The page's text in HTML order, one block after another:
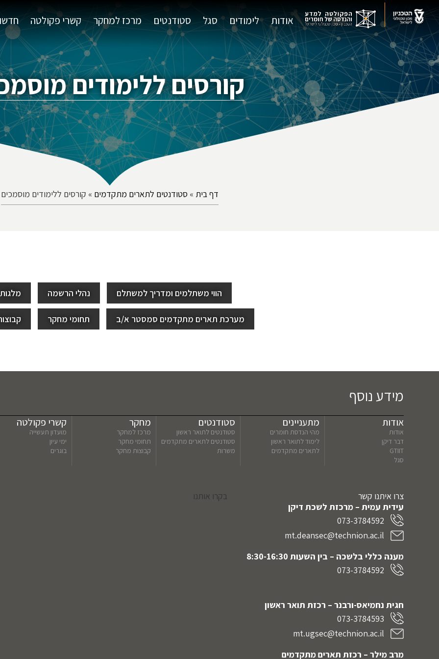
אודות לימודים סגל סטודנטים מרכז למחקר קשרי פקולטה
קורסים ללימודים
דף בית » סטודנטים לתארים מתקדמים » קורסים ללימודים מוסמכים
הווי משתלמים ומדריך למשתלם נהלי הרשמה מלגות
מערכת תארים מתקדמים סמסטר א/ב תחומי מחקר
מידע נוסף
אודות
אודות
דבר דיקן
GTIIT
סגל
מתעניינים
מהי הנדסת חומרים
לימוד לתואר ראשון
לתארים מתקדמים
סטודנטים
סטודנטים לתואר ראשון
סטודנטים לתארים מתקדמים
משרות
מחקר
מרכז למחקר
תחומי מחקר
קבוצות מחקר
קשרי פקולטה
מועדון תעשייה
ימי עיון
בוגרים
צרו איתנו קשר
עידית עמית – מרכזת לשכת דיקן
073-3784592
mt.deansec@technion.ac.il
מענה כללי בלשכה – בין השעות 8:30-16:30
073-3784592
חגית נחמיאס-ורבנר – רכזת תואר ראשון
073-3784593
mt.ugsec@technion.ac.il
מרב מילר – רכזת תארים מתקדמים
בקרו אותנו